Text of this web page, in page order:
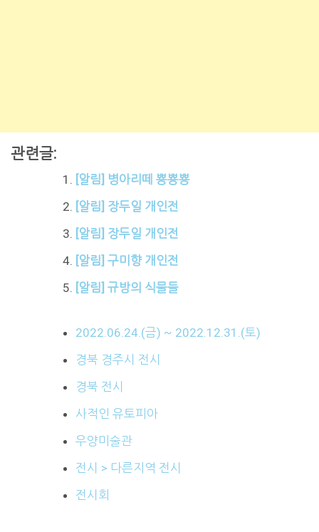
관련글:
[알림] 병아리떼 뿅뿅뿅
[알림] 장두일 개인전
[알림] 장두일 개인전
[알림] 구미향 개인전
[알림] 규방의 식물들
2022.06.24.(금) ~ 2022.12.31.(토)
경북 경주시 전시
경북 전시
사적인 유토피아
우양미술관
전시 > 다른지역 전시
전시회